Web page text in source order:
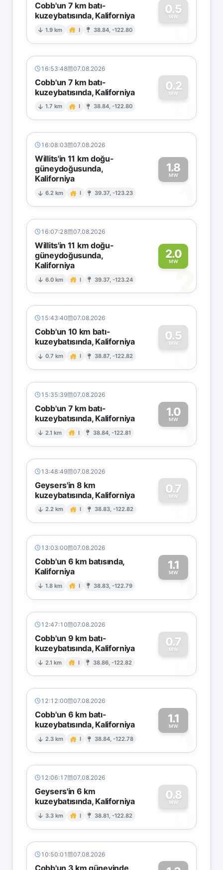
Cobb'un 7 km batı-
kuzeybatısında, Kaliforniya
1.9 km I 38.84, -122.80
0.5
MW
0
16:53:48 07.08.2026
Cobb'un 7 km batı-
kuzeybatısında, Kaliforniya
1.7 km I 38.84, -122.80
0.2
MW
0
16:08:03 07.08.2026
Willits'in 11 km doğu-
güneydoğusunda,
Kaliforniya
6.2 km I 39.37, -123.23
1.8
MW
1
16:07:28 07.08.2026
Willits'in 11 km doğu-
güneydoğusunda,
Kaliforniya
6.0 km I 39.37, -123.24
2.0
MW
2
15:43:40 07.08.2026
Cobb'un 10 km batı-
kuzeybatısında, Kaliforniya
0.7 km I 38.87, -122.82
0.5
MW
0
15:35:39 07.08.2026
Cobb'un 7 km batı-
kuzeybatısında, Kaliforniya
2.1 km I 38.84, -122.81
1.0
MW1
13:48:49 07.08.2026
Geysers'in 8 km
kuzeybatısında, Kaliforniya
2.2 km I 38.83, -122.82
0.7
MW
0
13:03:00 07.08.2026
Cobb'un 6 km batısında,
Kaliforniya
1.8 km I 38.83, -122.79
1.1
MW1
12:47:10 07.08.2026
Cobb'un 9 km batı-
kuzeybatısında, Kaliforniya
2.1 km I 38.86, -122.82
0.7
MW
0
12:12:00 07.08.2026
Cobb'un 6 km batı-
kuzeybatısında, Kaliforniya
2.3 km I 38.84, -122.78
1.1
MW1
12:06:17 07.08.2026
Geysers'in 6 km
kuzeybatısında, Kaliforniya
3.3 km I 38.81, -122.82
0.8
MW
0
10:50:01 07.08.2026
Cobb'un 3 km güneyinde,